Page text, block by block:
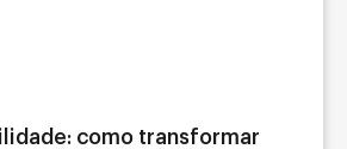
como transformar